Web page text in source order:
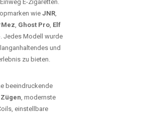
E-Zigaretten.
wie JNR,
, Ghost Pro, Elf
. Jedes Modell wurde
und
zu bieten.
beeindruckende
Zügen, modernste
einstellbare